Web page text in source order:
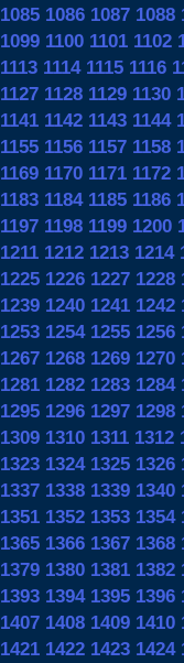
1085 1086 1087 1088
1099 1100 1101 1102
1113 1114 1115 1116
1127 1128 1129 1130
1141 1142 1143 1144
1155 1156 1157 1158
1169 1170 1171 1172
1183 1184 1185 1186
1197 1198 1199 1200
1211 1212 1213 1214
1225 1226 1227 1228
1239 1240 1241 1242
1253 1254 1255 1256
1267 1268 1269 1270
1281 1282 1283 1284
1295 1296 1297 1298
1309 1310 1311 1312
1323 1324 1325 1326
1337 1338 1339 1340
1351 1352 1353 1354
1365 1366 1367 1368
1379 1380 1381 1382
1393 1394 1395 1396
1407 1408 1409 1410
1421 1422 1423 1424